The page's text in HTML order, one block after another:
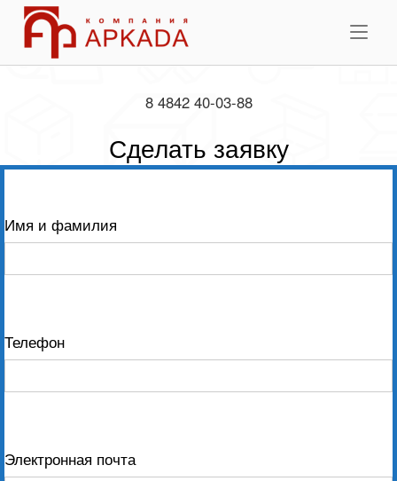
content
Home
8 4842 40-03-88
Сделать заявку
Имя и фамилия
Телефон
Электронная почта